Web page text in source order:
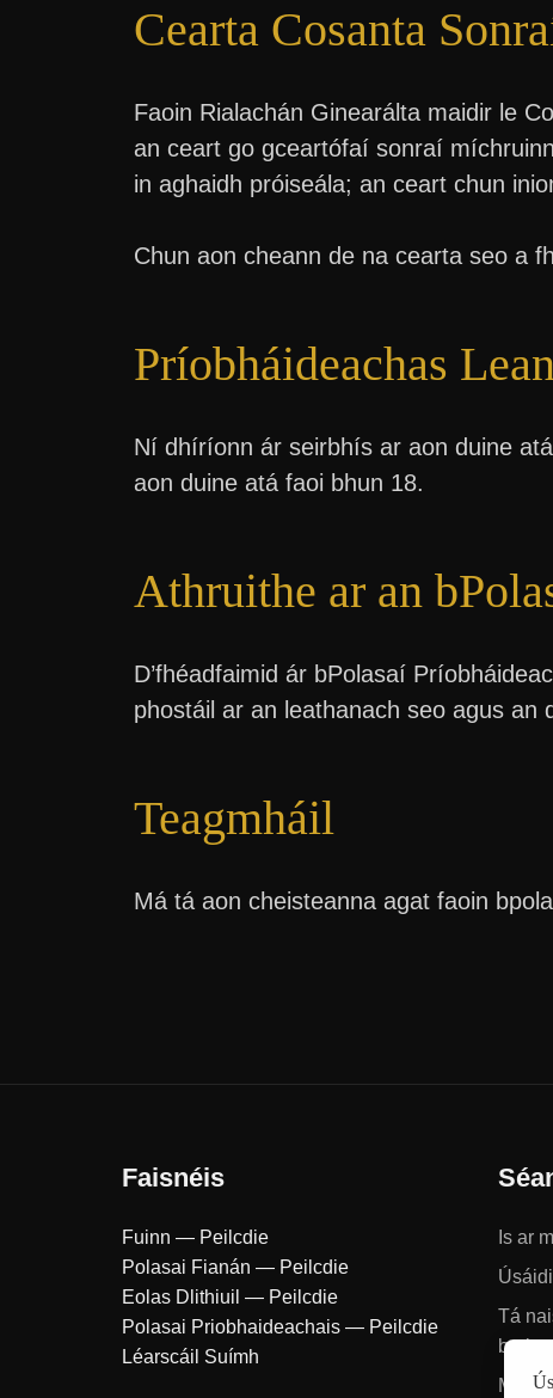
Cearta Cosanta
Faoin Rialachán Ginearálta maidir le
an ceart go gceartófaí sonraí
in aghaidh próiseála; an ceart chun
Chun aon cheann de na cearta seo a
Príobháideachas
Ní dhíríonn ár seirbhís ar aon duine
aon duine atá faoi bhun 18.
Athruithe ar an
D’fhéadfaimid ár bPolasaí
phostáil ar an leathanach seo agus an
Teagmháil
Má tá aon cheisteanna agat faoin
Faisnéis
Fuinn — Peilcdie
Polasai Fianán — Peilcdie
Eolas Dlithiuil — Peilcdie
Polasai Priobhaideachais — Peilcdie
Léarscáil Suímh
Is ar
Tá
Má tá